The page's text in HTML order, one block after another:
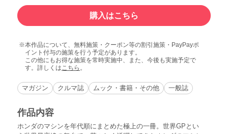
購入はこちら
本作品について、無料施策・クーポン等の割引施策・PayPayポ
イント付与の施策を行う予定があります。
この他にもお得な施策を常時実施中、また、今後も実施予定で
す。詳しくは こちら 。
マガジン クルマ誌 ムック・書籍・その他 一般誌
作品内容
ホンダのマシンを年代順にまとめた極上の一冊。世界GPとい